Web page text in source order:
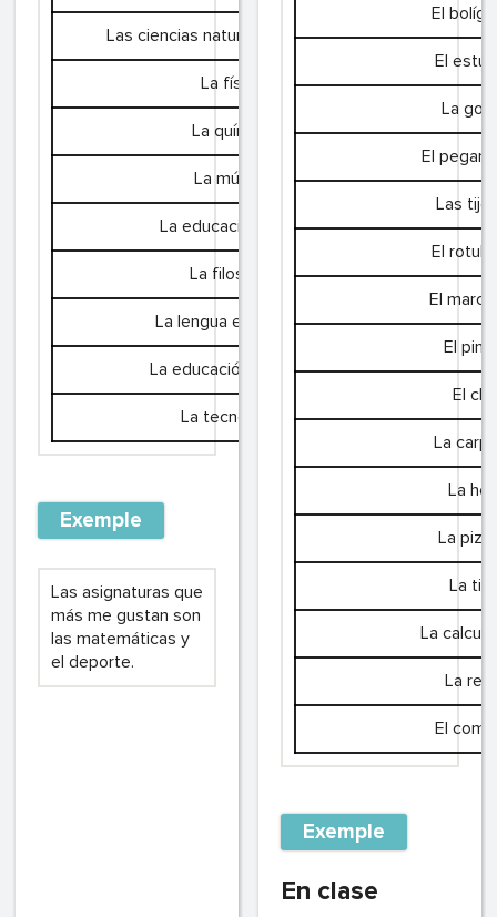
Las ciencias naturales, la biología Les
La física
La química
La música
La educación física
La filosofía
La lengua extranjera
La educación plástica
La tecnología
Exemple
Las asignaturas que
más me gustan son
las matemáticas y
el deporte.
El
El
La
El
Las
El
El
El
El clip
La
La
La
La
La
La
El
Exemple
En clase